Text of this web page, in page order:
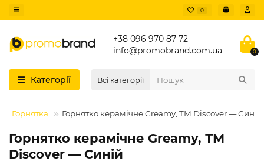
0
+38 096 970 87 72
info@promobrand.com.ua
0
Категорії Всі категорії
Горнятка Горнятко керамічне Greamy, ТМ Discover — Синій
Горнятко керамічне Greamy, ТМ
Discover — Синій